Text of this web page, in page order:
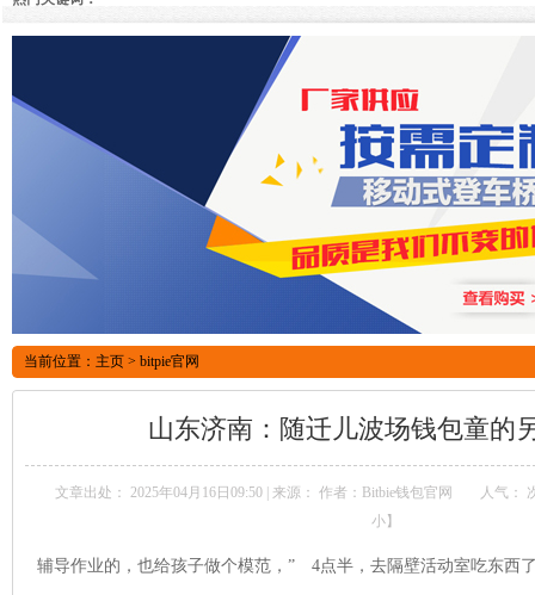
当前位置： 主页 > bitpie官网
山东济南：随迁儿波场钱包童的
文章出处： 2025年04月16日09:50 | 来源： 作者：Bitbie钱包官网 人气：
小】
辅导作业的，也给孩子做个模范，” 4点半，去隔壁活动室吃东西